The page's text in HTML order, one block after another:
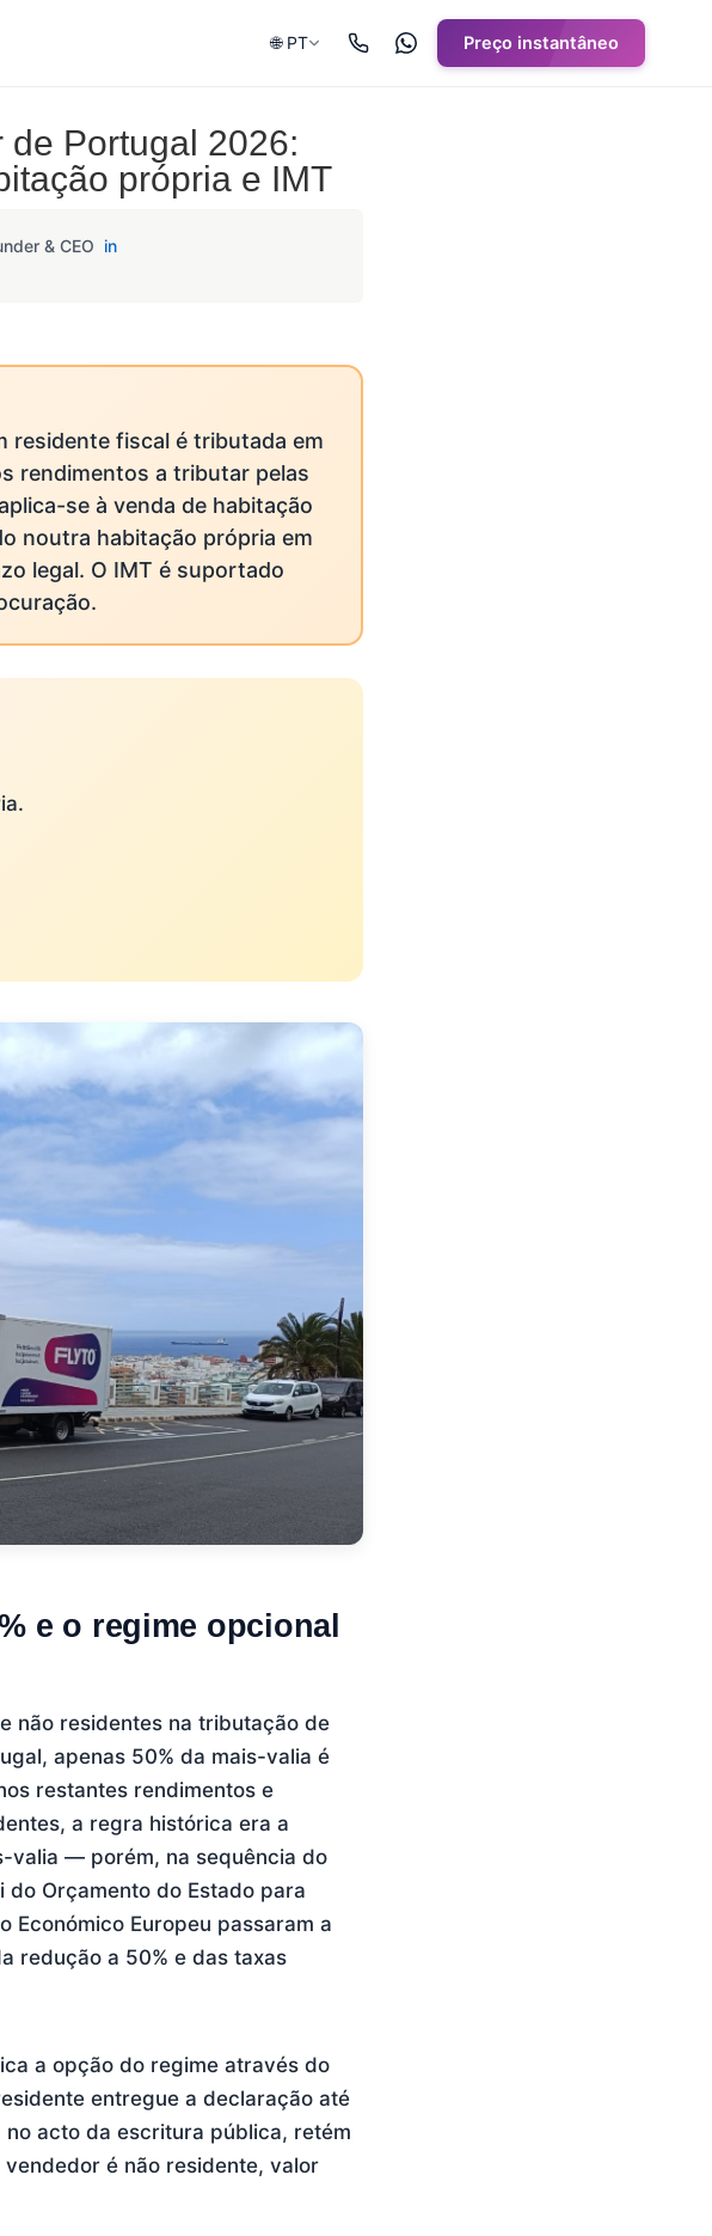
🌐 PT Preço instantâneo
Portugal 2026:
própria e IMT
& CEO in
residente fiscal é tributada em
rendimentos a tributar pelas
se à venda de habitação
noutra habitação própria em
legal. O IMT é suportado
e o regime opcional
não residentes na tributação de
apenas 50% da mais-valia é
restantes rendimentos e
a regra histórica era a
valia — porém, na sequência do
Orçamento do Estado para
Económico Europeu passaram a
redução a 50% e das taxas
a opção do regime através do
entregue a declaração até
acto da escritura pública, retém
é não residente, valor